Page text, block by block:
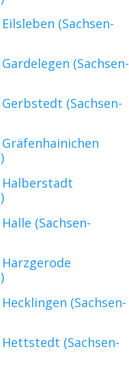
(Sachsen-
(Sachsen-
(Sachsen-
(Sachsen-
(Sachsen-
(Sachsen-